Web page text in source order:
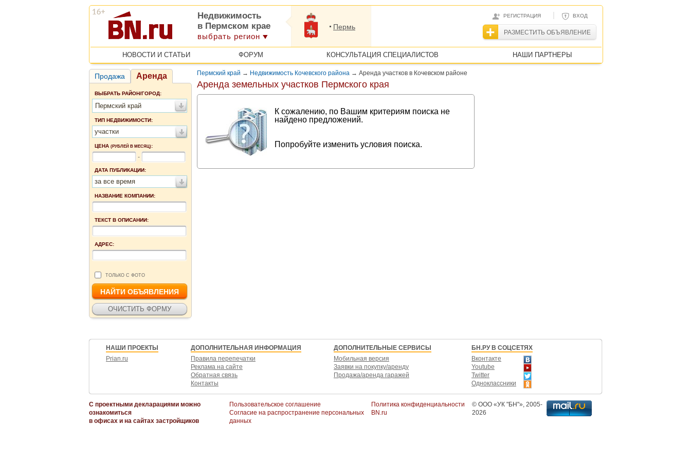
РЕГИСТРАЦИЯ | ВХОД
РАЗМЕСТИТЬ ОБЪЯВЛЕНИЕ
Недвижимость
в Пермском крае
выбрать регион
Пермь
НОВОСТИ И СТАТЬИ ФОРУМ КОНСУЛЬТАЦИЯ СПЕЦИАЛИСТОВ НАШИ ПАРТНЕРЫ
Продажа Аренда
ВЫБРАТЬ РАЙОН/ГОРОД:
Пермский край
ТИП НЕДВИЖИМОСТИ:
участки
ЦЕНА (РУБЛЕЙ В МЕСЯЦ):
-
ДАТА ПУБЛИКАЦИИ:
за все время
НАЗВАНИЕ КОМПАНИИ:
ТЕКСТ В ОПИСАНИИ:
АДРЕС:
ТОЛЬКО С ФОТО
Пермский край → Недвижимость Кочевского района → Аренда участков в Кочевском районе
Аренда земельных участков Пермского края
К сожалению, по Вашим критериям поиска не
найдено предложений.
Попробуйте изменить условия поиска.
НАШИ ПРОЕКТЫ
Prian.ru
ДОПОЛНИТЕЛЬНАЯ ИНФОРМАЦИЯ
Правила перепечатки
Реклама на сайте
Обратная связь
Контакты
ДОПОЛНИТЕЛЬНЫЕ СЕРВИСЫ
Мобильная версия
Заявки на покупку/аренду
Продажа/аренда гаражей
БН.РУ В СОЦСЕТЯХ
Вконтакте
Youtube
Twitter
Одноклассники
С проектными декларациями можно
ознакомиться
в офисах и на сайтах застройщиков
Пользовательское соглашение
Согласие на распространение персональных
данных
Политика конфиденциальности
BN.ru
© ООО «УК "БН"», 2005-
2026